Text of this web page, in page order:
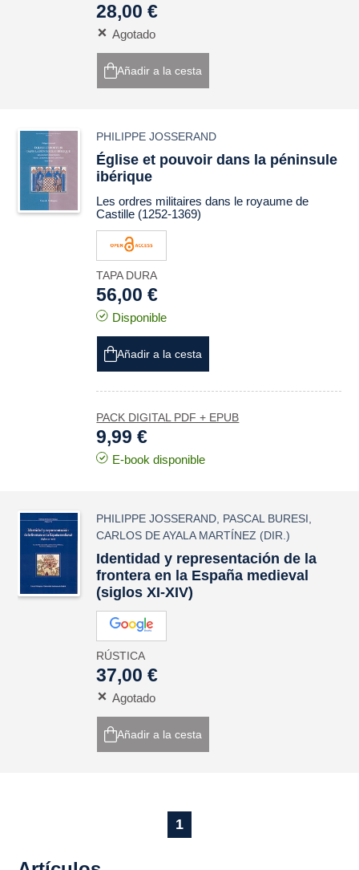
28,00 €
Agotado
Añadir a la cesta
PHILIPPE JOSSERAND
Église et pouvoir dans la péninsule
ibérique
Les ordres militaires dans le royaume de
Castille (1252-1369)
TAPA DURA
56,00 €
Disponible
Añadir a la cesta
PACK DIGITAL PDF + EPUB
9,99 €
E-book disponible
PHILIPPE JOSSERAND PASCAL BURESI
CARLOS DE AYALA MARTÍNEZ (DIR.)
Identidad y representación de la
frontera en la España medieval
(siglos XI-XIV)
RÚSTICA
37,00 €
Agotado
Añadir a la cesta
1